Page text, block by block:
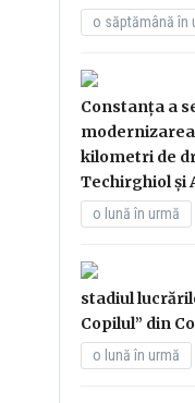
o săptămână în
Constanța a
modernizarea
kilometri de
Techirghiol și
o lună în urmă
stadiul
Copilul” din
o lună în urmă